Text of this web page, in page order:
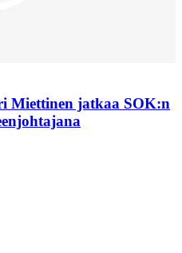
Miettinen jatkaa SOK:n